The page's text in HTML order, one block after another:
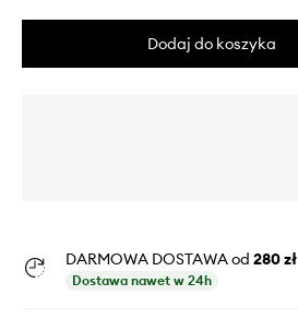
Dodaj do koszyka
DARMOWA DOSTAWA od 280 zł
Dostawa nawet w 24h